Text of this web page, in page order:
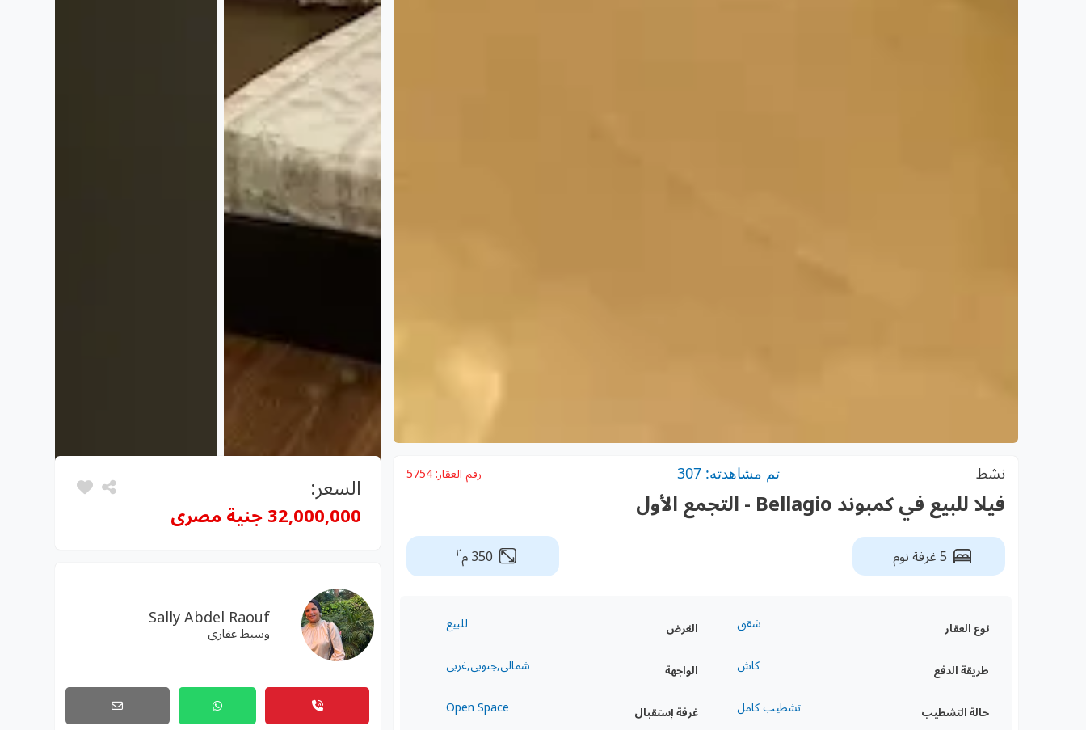
السعر:
32,000,000 جنية مصرى
Sally Abdel Raouf
وسيط عقارى
نشط تم مشاهدته: 307 رقم العقار:5754
فيلا للبيع في كمبوند Bellagio - التجمع الأول
5 غرفة نوم 350 م ٢
نوع العقار شقق الغرض للبيع
طريقة الدفع كاش الواجهة شمالى,جنوبى,غربى
حالة التشطيب تشطيب كامل غرفة إستقبال Open Space